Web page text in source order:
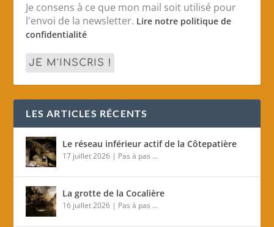
Je consens à ce que mon mail soit utilisé pour
l'envoi de la newsletter. Lire notre politique de
confidentialité
LES ARTICLES RÉCENTS
Le réseau inférieur actif de la Côtepatière
17 juillet 2026 | Pas à pas ...
La grotte de la Cocalière
16 juillet 2026 | Pas à pas ...